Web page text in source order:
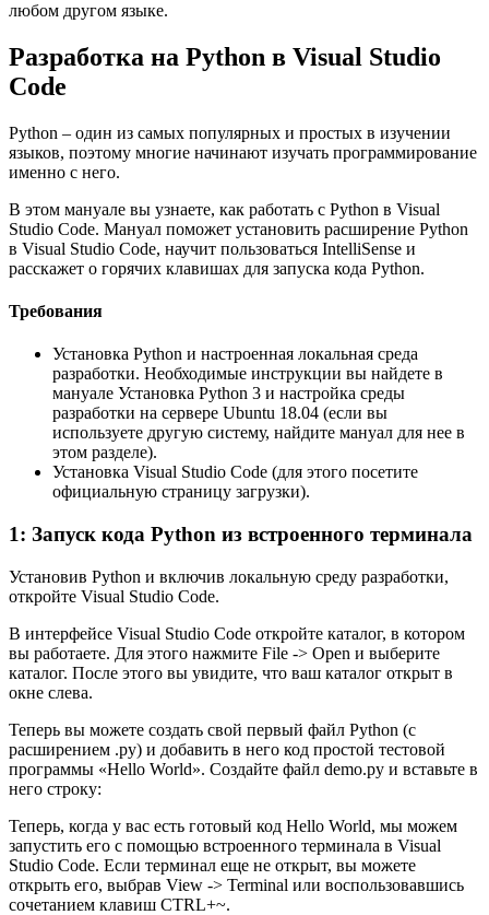
любом другом языке.
Разработка на Python в Visual Studio
Code
Python – один из самых популярных и простых в изучении
языков, поэтому многие начинают изучать программирование
именно с него.
В этом мануале вы узнаете, как работать с Python в Visual
Studio Code. Мануал поможет установить расширение Python
в Visual Studio Code, научит пользоваться IntelliSense и
расскажет о горячих клавишах для запуска кода Python.
Требования
Установка Python и настроенная локальная среда
разработки. Необходимые инструкции вы найдете в
мануале Установка Python 3 и настройка среды
разработки на сервере Ubuntu 18.04 (если вы
используете другую систему, найдите мануал для нее в
этом разделе).
Установка Visual Studio Code (для этого посетите
официальную страницу загрузки).
1: Запуск кода Python из встроенного терминала
Установив Python и включив локальную среду разработки,
откройте Visual Studio Code.
В интерфейсе Visual Studio Code откройте каталог, в котором
вы работаете. Для этого нажмите File -> Open и выберите
каталог. После этого вы увидите, что ваш каталог открыт в
окне слева.
Теперь вы можете создать свой первый файл Python (с
расширением .py) и добавить в него код простой тестовой
программы «Hello World». Создайте файл demo.py и вставьте в
него строку:
Теперь, когда у вас есть готовый код Hello World, мы можем
запустить его с помощью встроенного терминала в Visual
Studio Code. Если терминал еще не открыт, вы можете
открыть его, выбрав View -> Terminal или воспользовавшись
сочетанием клавиш CTRL+~.